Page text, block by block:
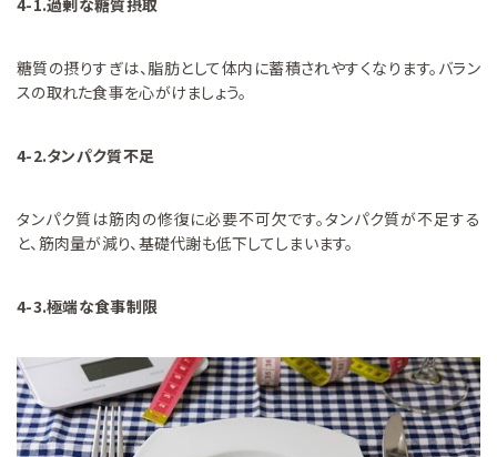
4-1.過剰な糖質摂取
糖質の摂りすぎは、脂肪として体内に蓄積されやすくなります。バラン
スの取れた食事を心がけましょう。
4-2.タンパク質不足
タンパク質は筋肉の修復に必要不可欠です。タンパク質が不足する
と、筋肉量が減り、基礎代謝も低下してしまいます。
4-3.極端な食事制限